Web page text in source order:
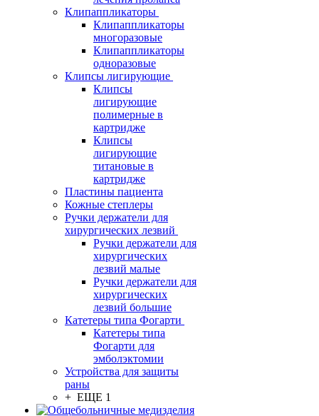
Клипаппликаторы
Клипаппликаторы
многоразовые
Клипаппликаторы
одноразовые
Клипсы лигирующие
Клипсы
лигирующие
полимерные в
картридже
Клипсы
лигирующие
титановые в
картридже
Пластины пациента
Кожные степлеры
Ручки держатели для
хирургических лезвий
Ручки держатели для
хирургических
лезвий малые
Ручки держатели для
хирургических
лезвий большие
Катетеры типа Фогарти
Катетеры типа
Фогарти для
эмболэктомии
Устройства для защиты
раны
+ ЕЩЕ 1